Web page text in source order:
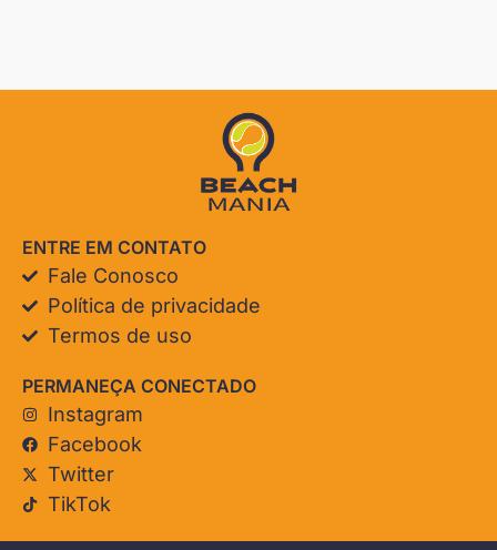
ENTRE EM CONTATO
Fale Conosco
Política de privacidade
Termos de uso
PERMANEÇA CONECTADO
Instagram
Facebook
Twitter
TikTok